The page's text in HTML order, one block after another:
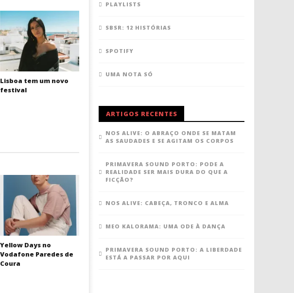
Lisboa tem um novo
festival
Yellow Days no
Vodafone Paredes de
Coura
PLAYLISTS
SBSR: 12 HISTÓRIAS
SPOTIFY
UMA NOTA SÓ
ARTIGOS RECENTES
NOS ALIVE: O ABRAÇO ONDE SE MATAM
AS SAUDADES E SE AGITAM OS CORPOS
PRIMAVERA SOUND PORTO: PODE A
REALIDADE SER MAIS DURA DO QUE A
FICÇÃO?
NOS ALIVE: CABEÇA, TRONCO E ALMA
MEO KALORAMA: UMA ODE À DANÇA
PRIMAVERA SOUND PORTO: A LIBERDADE
ESTÁ A PASSAR POR AQUI